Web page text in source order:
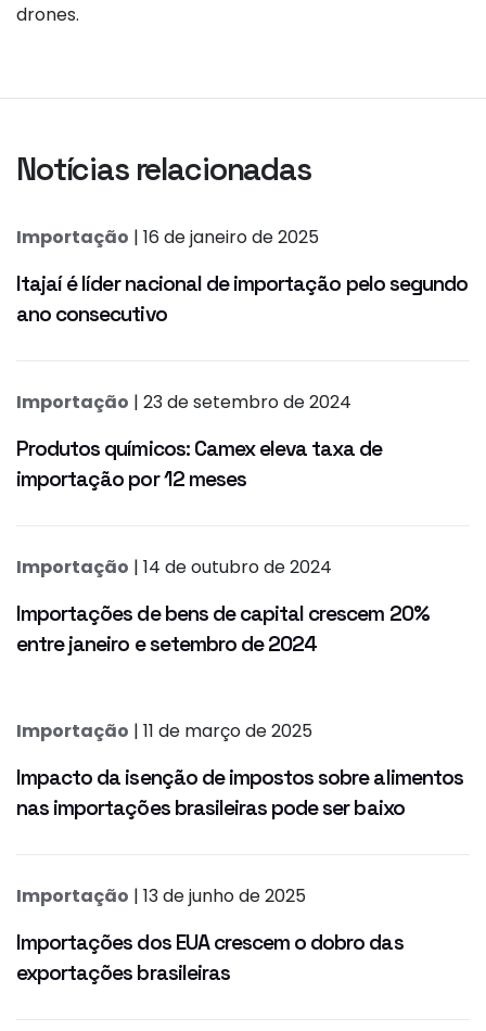
drones.
Notícias relacionadas
Importação | 16 de janeiro de 2025
Itajaí é líder nacional de importação pelo segundo
ano consecutivo
Importação | 23 de setembro de 2024
Produtos químicos: Camex eleva taxa de
importação por 12 meses
Importação | 14 de outubro de 2024
Importações de bens de capital crescem 20%
entre janeiro e setembro de 2024
Importação | 11 de março de 2025
Impacto da isenção de impostos sobre alimentos
nas importações brasileiras pode ser baixo
Importação | 13 de junho de 2025
Importações dos EUA crescem o dobro das
exportações brasileiras